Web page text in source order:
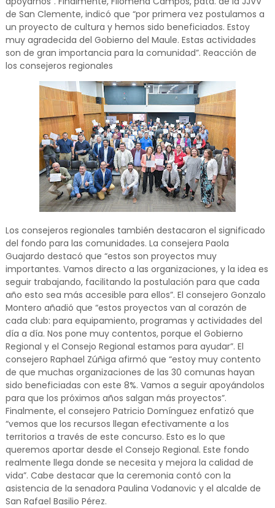
de San Clemente, indicó que “por primera vez postulamos a
un proyecto de cultura y hemos sido beneficiados. Estoy
muy agradecida del Gobierno del Maule. Estas actividades
son de gran importancia para la comunidad”. Reacción de
los consejeros regionales
Los consejeros regionales también destacaron el significado
del fondo para las comunidades. La consejera Paola
Guajardo destacó que “estos son proyectos muy
importantes. Vamos directo a las organizaciones, y la idea es
seguir trabajando, facilitando la postulación para que cada
año esto sea más accesible para ellos”. El consejero Gonzalo
Montero añadió que “estos proyectos van al corazón de
cada club: para equipamiento, programas y actividades del
día a día. Nos pone muy contentos, porque el Gobierno
Regional y el Consejo Regional estamos para ayudar”. El
consejero Raphael Zúñiga afirmó que “estoy muy contento
de que muchas organizaciones de las 30 comunas hayan
sido beneficiadas con este 8%. Vamos a seguir apoyándolos
para que los próximos años salgan más proyectos”.
Finalmente, el consejero Patricio Domínguez enfatizó que
“vemos que los recursos llegan efectivamente a los
territorios a través de este concurso. Esto es lo que
queremos aportar desde el Consejo Regional. Este fondo
realmente llega donde se necesita y mejora la calidad de
vida”. Cabe destacar que la ceremonia contó con la
asistencia de la senadora Paulina Vodanovic y el alcalde de
San Rafael Basilio Pérez.